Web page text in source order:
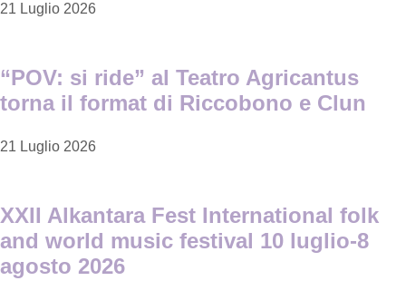
21 Luglio 2026
“POV: si ride” al Teatro Agricantus
torna il format di Riccobono e Clun
21 Luglio 2026
XXII Alkantara Fest International folk
and world music festival 10 luglio-8
agosto 2026